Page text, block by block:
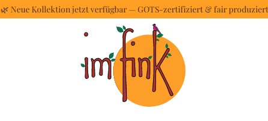
🌿 Neue Kollektion jetzt verfügbar — GOTS-zertifiziert & fair produziert